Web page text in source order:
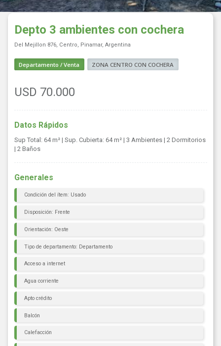
Depto 3 ambientes con cochera
Del Mejillon 876, Centro, Pinamar, Argentina
Departamento / Venta ZONA CENTRO CON COCHERA
USD 70.000
Datos Rápidos
Sup Total: 64 m² | Sup. Cubierta: 64 m² | 3 Ambientes | 2 Dormitorios
| 2 Baños
Generales
Condición del ítem: Usado
Disposición: Frente
Orientación: Oeste
Tipo de departamento: Departamento
Acceso a internet
Agua corriente
Apto crédito
Balcón
Calefacción